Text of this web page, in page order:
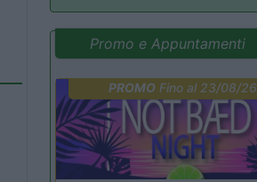
Promo e Appuntamenti
PROMO Fino al 23/08/26